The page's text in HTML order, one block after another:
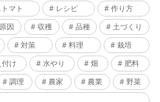
マト レシピ
作り方
原因 収穫 品種
土づくり
対策 料理
栽培
け 水やり 畑
肥料
調理 農家 農業
野菜